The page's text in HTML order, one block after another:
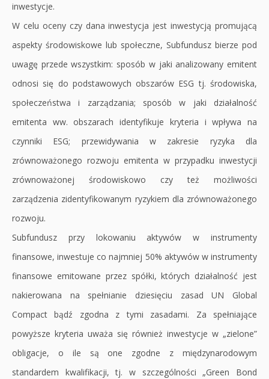
inwestycje.
W celu oceny czy dana inwestycja jest inwestycją promującą
aspekty środowiskowe lub społeczne, Subfundusz bierze pod
uwagę przede wszystkim: sposób w jaki analizowany emitent
odnosi się do podstawowych obszarów ESG tj. środowiska,
społeczeństwa i zarządzania; sposób w jaki działalność
emitenta ww. obszarach identyfikuje kryteria i wpływa na
czynniki ESG; przewidywania w zakresie ryzyka dla
zrównoważonego rozwoju emitenta w przypadku inwestycji
zrównoważonej środowiskowo czy też możliwości
zarządzenia zidentyfikowanym ryzykiem dla zrównoważonego
rozwoju.
Subfundusz przy lokowaniu aktywów w instrumenty
finansowe, inwestuje co najmniej 50% aktywów w instrumenty
finansowe emitowane przez spółki, których działalność jest
nakierowana na spełnianie dziesięciu zasad UN Global
Compact bądź zgodna z tymi zasadami. Za spełniające
powyższe kryteria uważa się również inwestycje w „zielone”
obligacje, o ile są one zgodne z międzynarodowym
standardem kwalifikacji, tj. w szczególności „Green Bond